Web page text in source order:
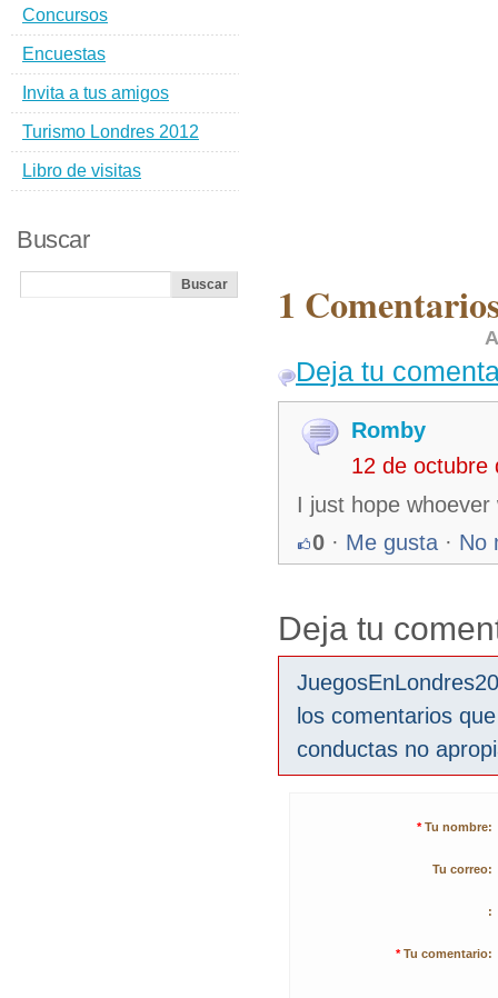
1
Deja tu
Romby
12 de octubre
I just hope
0 · Me gusta · No
Deja tu
los comentarios
conductas no
* Tu nombre:
Tu correo:
:
* Tu comentario:
Concursos
Encuestas
Invita a tus amigos
Turismo Londres 2012
Libro de visitas
Buscar